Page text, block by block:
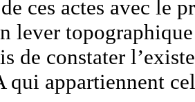
ces actes avec le
lever
de constater
qui appartiennent